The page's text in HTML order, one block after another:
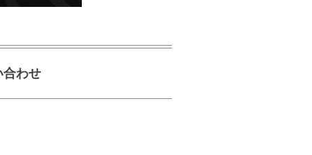
合わせ